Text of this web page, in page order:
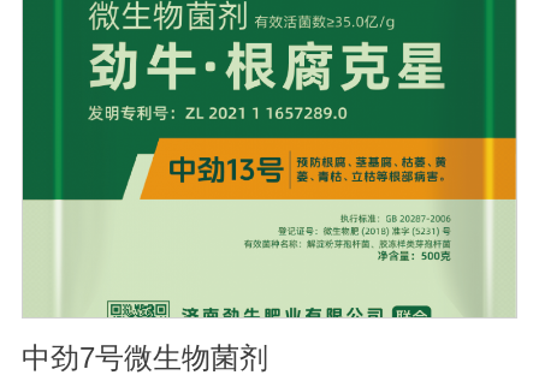
用。4、增强作物的抗逆性能、提高产量分泌赤霉素、细胞
分裂素、生长素等活性物质, 刺激、调节、促进作物的生长
发育, 增强农作物的抗逆性能, 有利于农作物的增产5、预
防、抑制细菌、真菌性病害如:小麦根腐病、镰刀菌、姜腐
病、黄萎病、灰葡萄孢、香蕉与棉花等枯萎病。
中劲7号微生物菌剂